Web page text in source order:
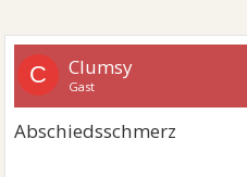
C Clumsy
Gast
Abschiedsschmerz